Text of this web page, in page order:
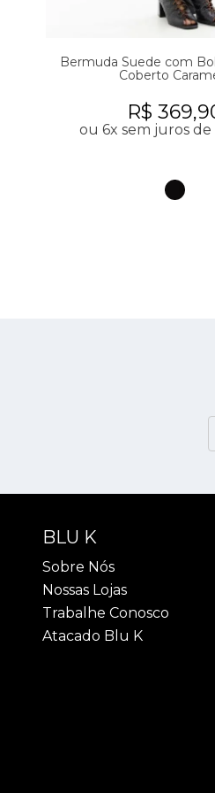
Bermuda Suede com
Coberto
R$
ou 6x sem juros de
BLU K
Sobre Nós
Nossas Lojas
Trabalhe Conosco
Atacado Blu K